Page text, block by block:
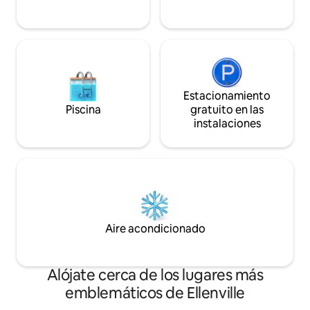
Piscina
Estacionamiento
gratuito en las
instalaciones
Aire acondicionado
Alójate cerca de los lugares más
emblemáticos de Ellenville